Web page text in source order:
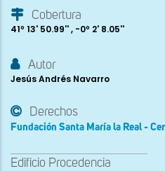
Cobertura
41º 13' 50.99'' , -0º 2' 8.05''
Autor
Jesús Andrés Navarro
Derechos
Fundación Santa María la Real -
Edificio Procedencia